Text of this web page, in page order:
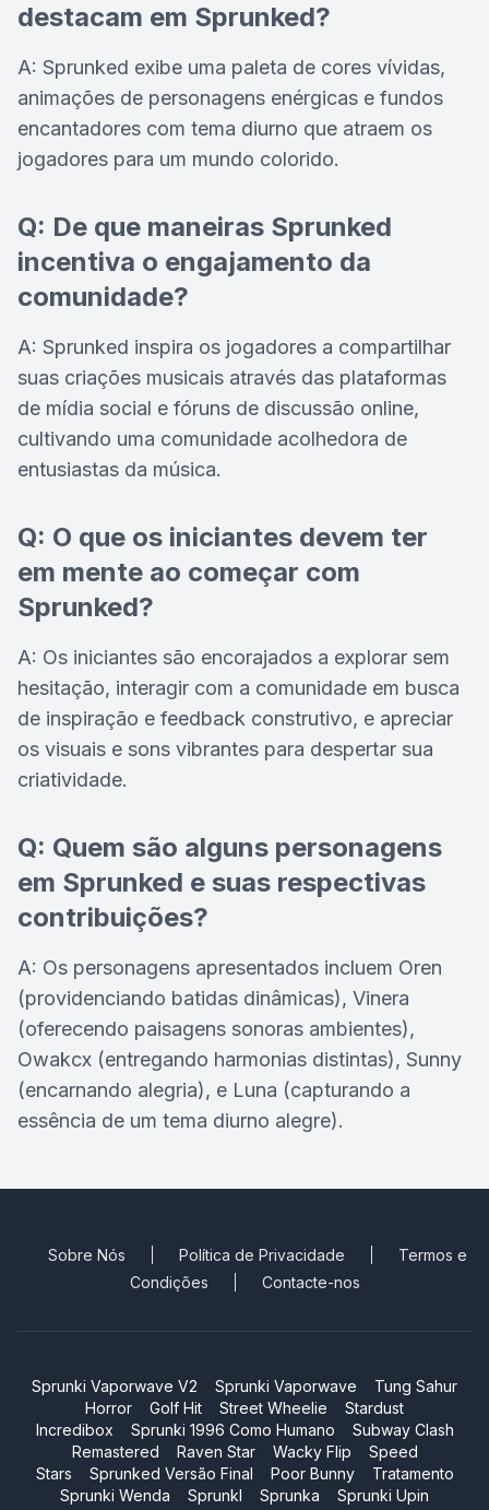
destacam em Sprunked?
A: Sprunked exibe uma paleta de cores vívidas,
animações de personagens enérgicas e fundos
encantadores com tema diurno que atraem os
jogadores para um mundo colorido.
Q: De que maneiras Sprunked
incentiva o engajamento da
comunidade?
A: Sprunked inspira os jogadores a compartilhar
suas criações musicais através das plataformas
de mídia social e fóruns de discussão online,
cultivando uma comunidade acolhedora de
entusiastas da música.
Q: O que os iniciantes devem ter
em mente ao começar com
Sprunked?
A: Os iniciantes são encorajados a explorar sem
hesitação, interagir com a comunidade em busca
de inspiração e feedback construtivo, e apreciar
os visuais e sons vibrantes para despertar sua
criatividade.
Q: Quem são alguns personagens
em Sprunked e suas respectivas
contribuições?
A: Os personagens apresentados incluem Oren
(providenciando batidas dinâmicas), Vinera
(oferecendo paisagens sonoras ambientes),
Owakcx (entregando harmonias distintas), Sunny
(encarnando alegria), e Luna (capturando a
essência de um tema diurno alegre).
Sobre Nós Política de Privacidade
Termos e
Condições
Contacte-nos
Sprunki Vaporwave V2 Sprunki Vaporwave
Tung Sahur
Horror
Golf Hit Street Wheelie
Stardust
Incredibox
Sprunki 1996 Como Humano
Subway Clash
Remastered
Raven Star Wacky Flip
Speed
Stars
Sprunked Versão Final Poor Bunny
Tratamento
Sprunki Wenda
Sprunkl Sprunka
Sprunki Upin